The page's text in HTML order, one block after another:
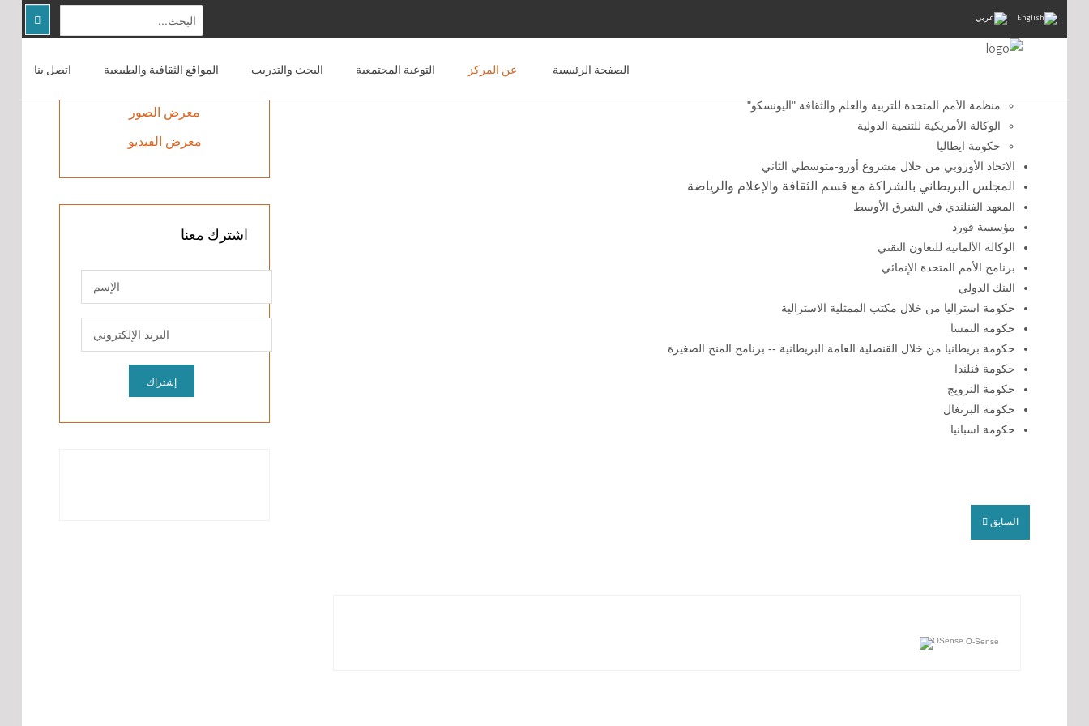
الصفحة الرئيسية عن المركز التوعية المجتمعية البحث والتدريب المواقع الثقافية والطبيعية اتصل بنا
مصادر التمويل
منظمة الأمم المتحدة للتربية والعلم والثقافة "اليونسكو"
الوكالة الأمريكية للتنمية الدولية
حكومة ايطاليا
الاتحاد الأوروبي من خلال مشروع أورو-متوسطي الثاني
المجلس البريطاني بالشراكة مع قسم الثقافة والإعلام والرياضة
المعهد الفنلندي في الشرق الأوسط
مؤسسة فورد
الوكالة الألمانية للتعاون التقني
برنامج الأمم المتحدة الإنمائي
البنك الدولي
حكومة استراليا من خلال مكتب الممثلية الاسترالية
حكومة النمسا
حكومة بريطانيا من خلال القنصلية العامة البريطانية -- برنامج المنح الصغيرة
حكومة فنلندا
حكومة النرويج
حكومة البرتغال
حكومة اسبانيا
السابق
O-Sense
الوسائطالمتعددة
معرض الصور
معرض الفيديو
اشترك معنا